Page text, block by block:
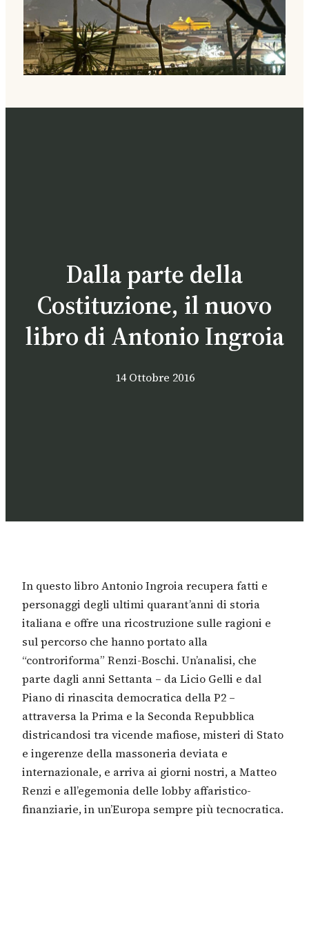
Dalla parte della
Costituzione, il nuovo
libro di Antonio Ingroia
14 Ottobre 2016
In questo libro Antonio Ingroia recupera fatti e
personaggi degli ultimi quarant’anni di storia
italiana e offre una ricostruzione sulle ragioni e
sul percorso che hanno portato alla
“controriforma” Renzi-Boschi. Un’analisi, che
parte dagli anni Settanta – da Licio Gelli e dal
Piano di rinascita democratica della P2 –
attraversa la Prima e la Seconda Repubblica
districandosi tra vicende mafiose, misteri di Stato
e ingerenze della massoneria deviata e
internazionale, e arriva ai giorni nostri, a Matteo
Renzi e all’egemonia delle lobby affaristico-
finanziarie, in un’Europa sempre più tecnocratica.